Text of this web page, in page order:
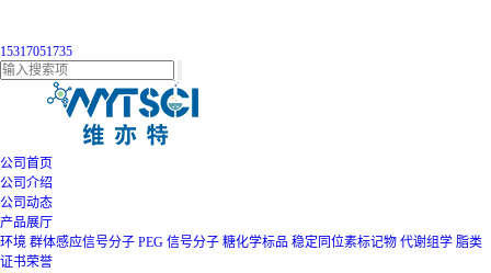
15317051735
公司首页
公司介绍
公司动态
产品展厅
环境 群体感应信号分子 PEG 信号分子 糖化学标品 稳定同位素标记物 代谢组学 脂类
证书荣誉